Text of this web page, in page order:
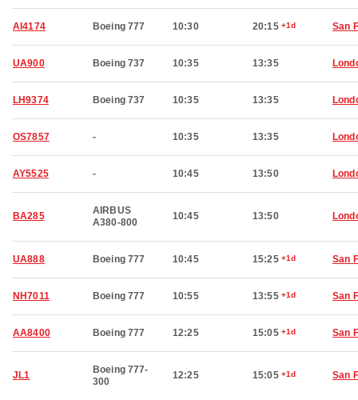
AI4174 Boeing 777 10:30 20:15 +1d San
UA900 Boeing 737 10:35 13:35
LH9374 Boeing 737 10:35 13:35
OS7857 - 10:35 13:35
AY5525 - 10:45 13:50
BA285
AIRBUS
A380-800
10:45 13:50
UA888 Boeing 777 10:45 15:25 +1d San
NH7011 Boeing 777 10:55 13:55 +1d San
AA8400 Boeing 777 12:25 15:05 +1d San
JL1
Boeing 777-
300
12:25 15:05 +1d San